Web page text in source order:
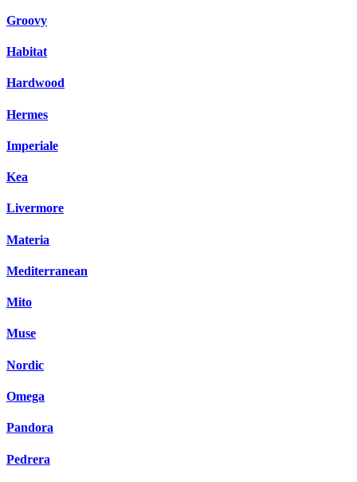
Groovy
Habitat
Hardwood
Hermes
Imperiale
Kea
Livermore
Materia
Mediterranean
Mito
Muse
Nordic
Omega
Pandora
Pedrera